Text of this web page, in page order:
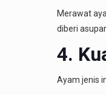
Merawat
diberi
4.
Ayam jenis